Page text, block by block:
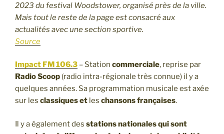
2023 du festival Woodstower, organisé près de la ville.
Mais tout le reste de la page est consacré aux
actualités avec une section sportive.
Source
Impact FM 106.3 – Station commerciale, reprise par
Radio Scoop (radio intra-régionale très connue) il y a
quelques années. Sa programmation musicale est axée
sur les classiques et les chansons françaises.
Il y a également des stations nationales qui sont